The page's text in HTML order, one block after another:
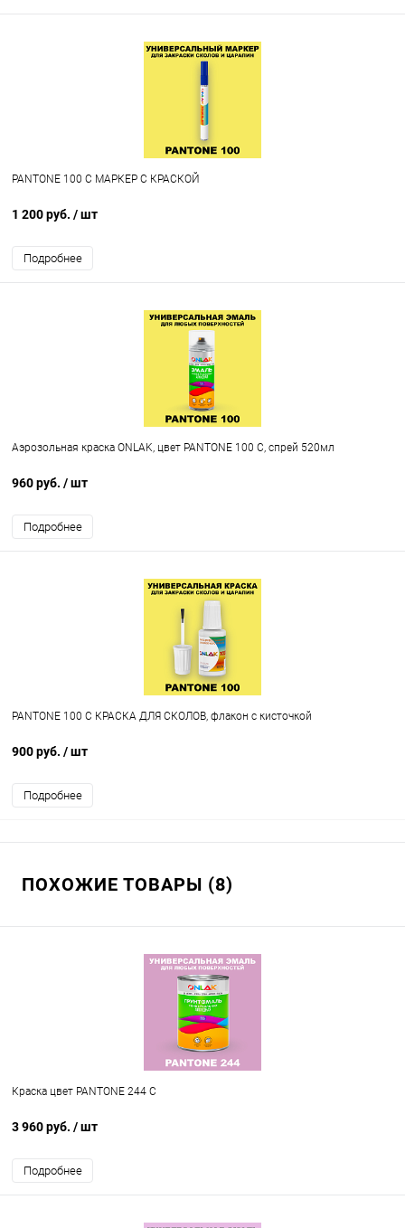
PANTONE 100 C МАРКЕР С КРАСКОЙ
1 200 руб. / шт
Подробнее
Аэрозольная краска ONLAK, цвет PANTONE 100 C, спрей 520мл
960 руб. / шт
Подробнее
PANTONE 100 C КРАСКА ДЛЯ СКОЛОВ, флакон с кисточкой
900 руб. / шт
Подробнее
ПОХОЖИЕ ТОВАРЫ (8)
Краска цвет PANTONE 244 C
3 960 руб. / шт
Подробнее